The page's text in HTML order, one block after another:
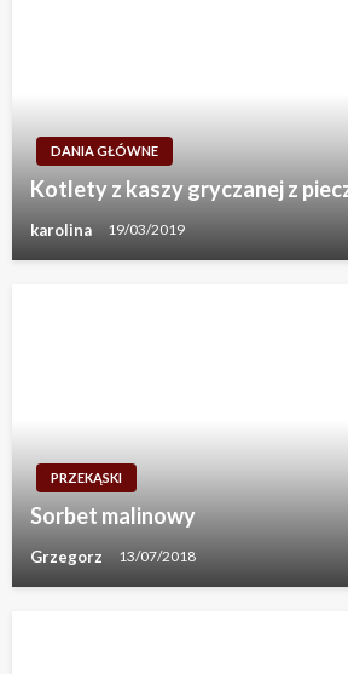
DANIA GŁÓWNE
Kotlety z kaszy gryczanej z
karolina 19/03/2019
PRZEKĄSKI
Sorbet malinowy
Grzegorz 13/07/2018